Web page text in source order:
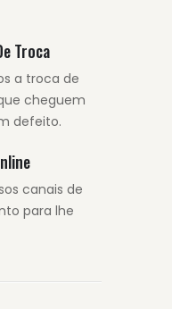
Troca
a troca de
cheguem
defeito.
canais de
para lhe